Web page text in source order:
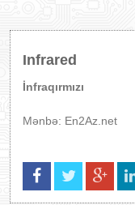
Infrared
İnfraqırmızı
Mənbə: En2Az.net